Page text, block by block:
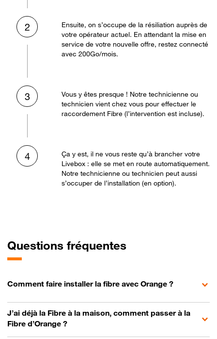
2
Ensuite, on s’occupe de la résiliation auprès de
votre opérateur actuel. En attendant la mise en
service de votre nouvelle offre, restez connecté
avec 200Go/mois.
3
Vous y êtes presque ! Notre technicienne ou
technicien vient chez vous pour effectuer le
raccordement Fibre (l’intervention est incluse).
4
Ça y est, il ne vous reste qu’à brancher votre
Livebox : elle se met en route automatiquement.
Notre technicienne ou technicien peut aussi
s’occuper de l’installation (en option).
Questions fréquentes
Comment faire installer la fibre avec Orange ?
J’ai déjà la Fibre à la maison, comment passer à la
Fibre d’Orange ?